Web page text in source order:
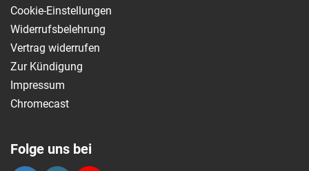
Cookie-Einstellungen
Widerrufsbelehrung
Vertrag widerrufen
Zur Kündigung
Impressum
Chromecast
Folge uns bei